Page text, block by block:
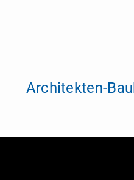
Architekten-